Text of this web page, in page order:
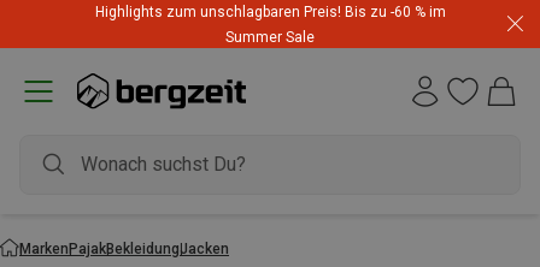
Highlights zum unschlagbaren Preis! Bis zu -60 % im
Summer Sale
MarkenPajakBekleidungJacken